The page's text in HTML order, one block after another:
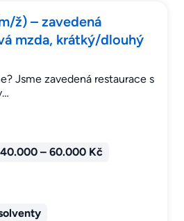
ž) – zavedená
mzda, krátký/dlouhý
Jsme zavedená restaurace s
40.000 – 60.000 Kč